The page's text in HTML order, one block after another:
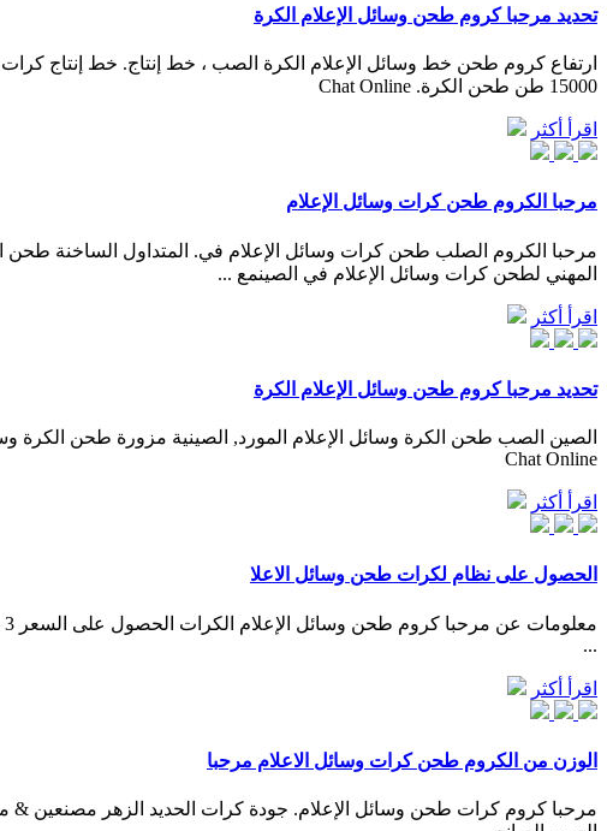
تحديد مرحبا كروم طحن وسائل الإعلام الكرة
15000 طن طحن الكرة. Chat Online
اقرأ أكثر
مرحبا الكروم طحن كرات وسائل الإعلام
المهني لطحن كرات وسائل الإعلام في الصينمع ...
اقرأ أكثر
تحديد مرحبا كروم طحن وسائل الإعلام الكرة
Chat Online
اقرأ أكثر
الحصول على نظام لكرات طحن وسائل الاعلا
...
اقرأ أكثر
الوزن من الكروم طحن كرات وسائل الاعلام مرحبا